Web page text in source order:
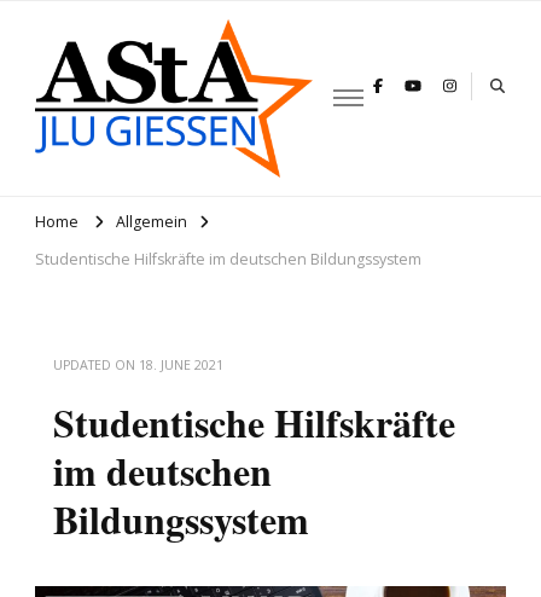
Home
Allgemein
Studentische Hilfskräfte im deutschen Bildungssystem
UPDATED ON 18. JUNE 2021
Studentische Hilfskräfte
im deutschen
Bildungssystem